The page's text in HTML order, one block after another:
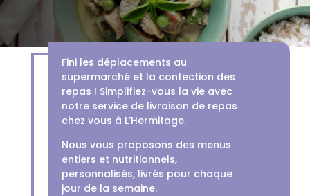
Fini les déplacements au
supermarché et la confection des
repas ! Simplifiez-vous la vie avec
notre service de livraison de repas
chez vous à L’Hermitage.
Nous vous proposons des menus
entiers et nutritionnels,
personnalisés, livrés pour chaque
jour de la semaine.